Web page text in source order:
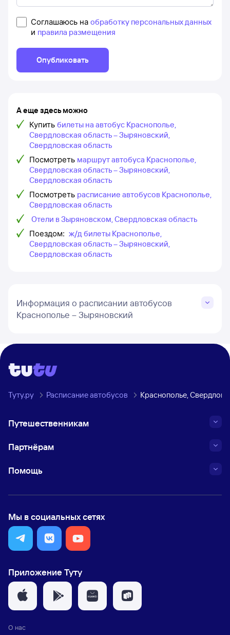
Соглашаюсь на обработку персональных данных
и правила размещения
Опубликовать
А еще здесь можно
Купить билеты на автобус Краснополье,
Свердловская область – Зыряновский,
Свердловская область
Посмотреть маршрут автобуса Краснополье,
Свердловская область – Зыряновский,
Свердловская область
Посмотреть расписание автобусов Краснополье,
Свердловская область
Отели в Зыряновском, Свердловская область
Поездом: ж/д билеты Краснополье,
Свердловская область – Зыряновский,
Свердловская область
Информация о расписании автобусов
Краснополье – Зыряновский
Туту.ру Расписание автобусов Краснополье,
Путешественникам
Партнёрам
Помощь
Мы в социальных сетях
Приложение Туту
О нас